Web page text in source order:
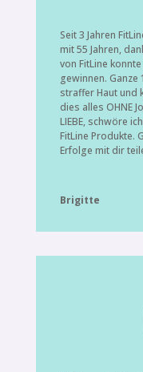
Seit 3 Jahren
mit 55 Jahren,
von FitLine
gewinnen.
straffer Haut und
dies alles OHNE
LIEBE, schwöre
FitLine Produkte.
Erfolge mit dir
Brigitte